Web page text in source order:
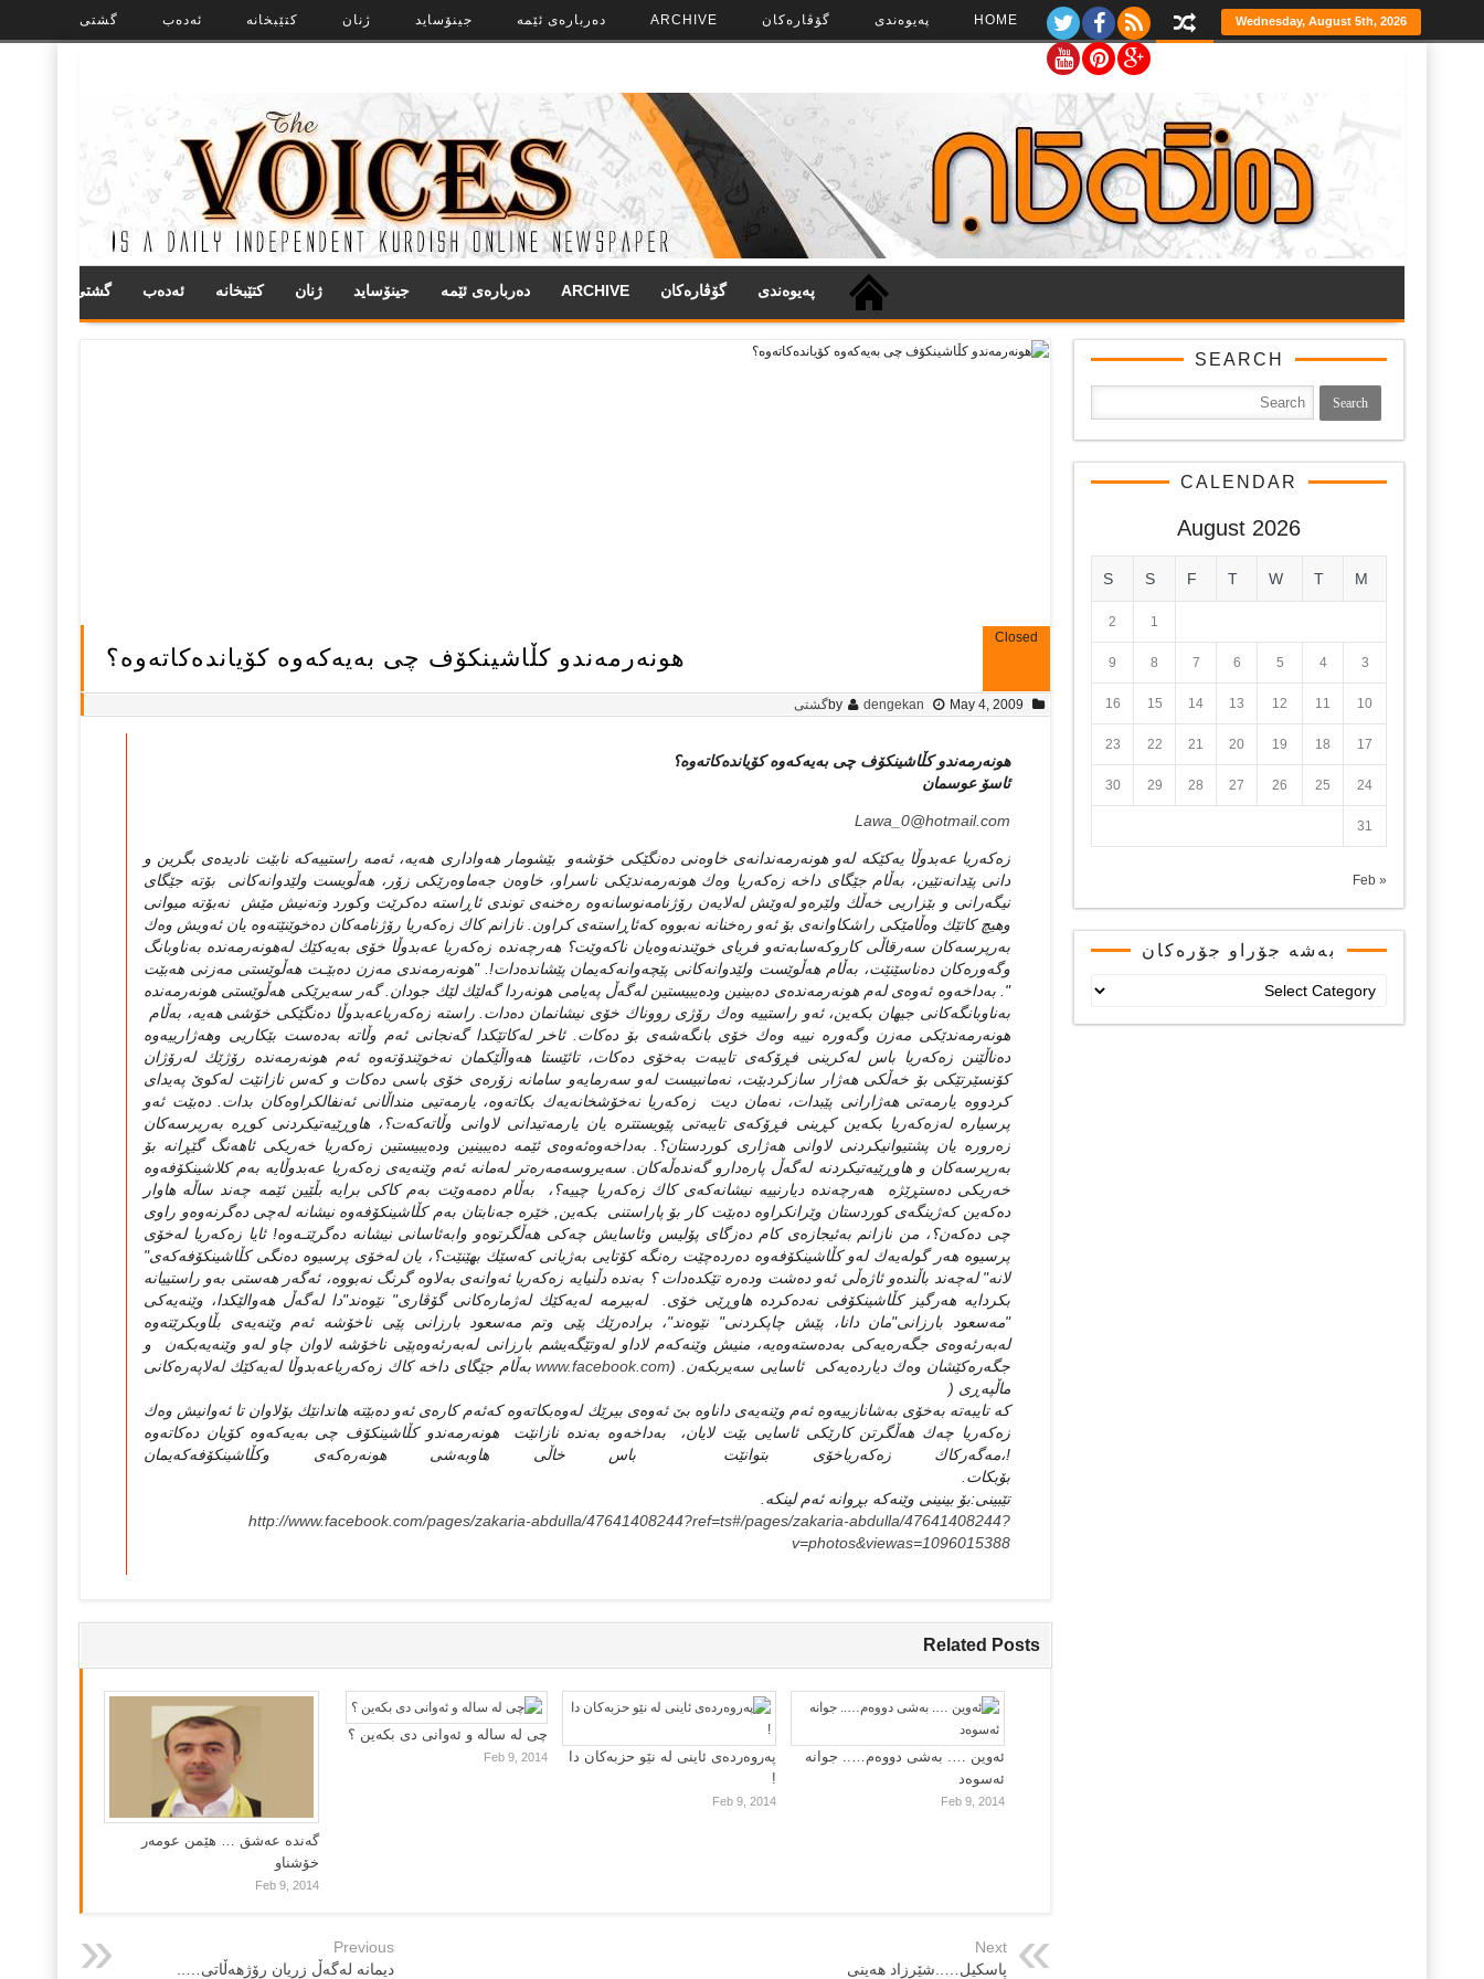
گشتی ئەدەب کتێبخانە ژنان جینۆساید ده‌رباره‌ی ئێمه ARCHIVE گۆڤاره‌کان په‌‌یوه‌ندی HOME Wednesday, August 5th, 2026
گشتی ئەدەب کتێبخانە ژنان جینۆساید ده‌رباره‌ی ئێمه ARCHIVE گۆڤاره‌کان په‌‌یوه‌ندی
هونه‌رمه‌ندو كڵاشینكۆف چی به‌یه‌كه‌وه‌ كۆیانده‌كاته‌وه‌؟
Closed
by dengekan May 4, 2009 گشتی
هونه‌رمه‌ندو كڵاشینكۆف چی به‌یه‌كه‌وه‌ كۆیانده‌كاته‌وه‌؟
ئاسۆ عوسمان
Lawa_0@hotmail.com
زه‌كه‌ریا عه‌بدوڵا یه‌كێكه‌ له‌و هونه‌رمه‌ندانه‌ی خاوه‌نی ده‌نگێكی خۆشه‌و بێشومار هه‌واداری هه‌یه‌، ئه‌مه‌ راستییه‌كه‌ نابێت نادیده‌ی بگرین و
دانی پێدانه‌نێین، به‌ڵام جێگای داخه‌ زه‌كه‌ریا وه‌ك هونه‌رمه‌ندێكی ناسراو، خاوه‌ن جه‌ماوه‌رێكی زۆر، هه‌ڵویست ولێدوانه‌كانی بۆته‌ جێگای
نیگه‌رانی و بێزاریی خه‌ڵك ولێره‌و له‌وێش له‌لایه‌ن رۆژنامه‌نوسانه‌وه‌ ره‌خنه‌ی توندی ئاڕاسته‌ ده‌كرێت وكورد وته‌نیش مێش نه‌بۆته‌ میوانی
وهیچ كاتێك وه‌ڵامێكی راشكاوانه‌ی بۆ ئه‌و ره‌خنانه‌ نه‌بووه‌ كه‌ئاڕاسته‌ی كراون. نازانم كاك زه‌كه‌ریا رۆژنامه‌كان ده‌خوێنێته‌وه‌ یان ئه‌ویش وه‌ك
به‌رپرسه‌كان سه‌رقاڵی كاروكه‌سابه‌ته‌و فریای خوێندنه‌وه‌یان ناكه‌وێت؟ هه‌رچه‌نده‌ زه‌كه‌ریا عه‌بدوڵا خۆی به‌یه‌كێك له‌هونه‌رمه‌نده‌ به‌ناوبانگ
وگه‌وره‌كان ده‌ناسێنێت، به‌ڵام هه‌ڵوێست ولێدوانه‌كانی پێچه‌وانه‌كه‌یمان پێشانده‌دات!. "هونه‌رمه‌ندی مه‌زن ده‌بێـت هه‌ڵوێستی مه‌زنی هه‌بێت
". به‌داخه‌وه‌ ئه‌وه‌ی له‌م هونه‌رمه‌نده‌ی ده‌بینین وده‌یبیستین له‌گه‌ڵ په‌یامی هونه‌ردا گه‌لێك لێك جودان. گه‌ر سه‌یرێكی هه‌ڵوێستی هونه‌رمه‌نده‌
به‌ناوبانگه‌كانی جیهان بكه‌ین، ئه‌و راستییه‌ وه‌ك رۆژی رووناك خۆی نیشانمان ده‌دات. راسته‌ زه‌كه‌ریاعه‌بدوڵا ده‌نگێكی خۆشی هه‌یه‌، به‌ڵام
هونه‌رمه‌ندێكی مه‌زن وگه‌وره‌ نییه‌ وه‌ك خۆی بانگه‌شه‌ی بۆ ده‌كات. ئاخر له‌كاتێكدا گه‌نجانی ئه‌م وڵاته‌ به‌ده‌ست بێكاریی وهه‌ژارییه‌وه‌
ده‌ناڵێنن زه‌كه‌ریا باس له‌كرینی فڕۆكه‌ی تایبه‌ت به‌خۆی ده‌كات، تائێستا هه‌واڵێكمان نه‌خوێندۆته‌وه‌ ئه‌م هونه‌رمه‌نده‌ رۆژێك له‌رۆژان
كۆنسێرتێكی بۆ خه‌ڵكی هه‌ژار سازكردبێت، نه‌مانبیست له‌و سه‌رمایه‌و سامانه‌ زۆره‌ی خۆی باسی ده‌كات و كه‌س نازانێت له‌كوێ په‌یدای
كردووه‌ یارمه‌تی هه‌ژارانی پێبدات، نه‌مان دیت زه‌كه‌ریا نه‌خۆشخانه‌یه‌ك بكاته‌وه‌، یارمه‌تیی منداڵانی ئه‌نفالكراوه‌كان بدات. ده‌بێت ئه‌و
پرسیاره‌ له‌زه‌كه‌ریا بكه‌ین كڕینی فڕۆكه‌ی تایبه‌تی پێویستتره‌ یان یارمه‌تیدانی لاوانی وڵاته‌كه‌ت؟، هاوڕێیه‌تیكردنی كوڕه‌ به‌رپرسه‌كان
زه‌روره‌ یان پشتیوانیكردنی لاوانی هه‌ژاری كوردستان؟. به‌داخه‌وه‌ئه‌وه‌ی ئێمه‌ ده‌یبینین وده‌یبیستین زه‌كه‌ریا خه‌ریكی ئاهه‌نگ گێڕانه‌ بۆ
به‌رپرسه‌كان و هاوڕێیه‌تیكردنه‌ له‌گه‌ڵ پاره‌دارو گه‌نده‌ڵه‌كان. سه‌یروسه‌مه‌ره‌تر له‌مانه‌ ئه‌م وێنه‌یه‌ی زه‌كه‌ریا عه‌بدوڵایه‌ به‌م كلاشینكۆفه‌وه‌
خه‌ریكی ده‌ستڕێژه‌ هه‌رچه‌نده‌ دیارنییه‌ نیشانه‌كه‌ی كاك زه‌كه‌ریا چییه‌؟، به‌ڵام ده‌مه‌وێت به‌م كاكی برایه‌ بڵێین ئێمه‌ چه‌ند ساڵه‌ هاوار
ده‌كه‌ین كه‌ژینگه‌ی كوردستان وێرانكراوه‌ ده‌بێت كار بۆ پاراستنی بكه‌ین, خێره‌ جه‌نابتان به‌م كڵاشینكۆفه‌وه‌ نیشانه‌ له‌چی ده‌گرنه‌وه‌و راوی
چی ده‌كه‌ن؟، من نازانم به‌ئیجازه‌ی كام ده‌زگای پۆلیس وئاسایش چه‌كی هه‌ڵگرتوه‌و وابه‌ئاسانی نیشانه‌ ده‌گرێتـه‌وه‌! ئایا زه‌كه‌ریا له‌خۆی
پرسیوه‌ هه‌ر گوله‌یه‌ك له‌و كڵاشینكۆفه‌وه‌ ده‌رده‌چێت ره‌نگه‌ كۆتایی به‌ژیانی كه‌سێك بهێنێت؟، یان له‌خۆی پرسیوه‌ ده‌نگی كڵاشینكۆفه‌كه‌ی"
لانه‌" له‌چه‌ند باڵنده‌و ئاژه‌ڵی ئه‌و ده‌شت وده‌ره‌ تێكده‌دات ؟ به‌نده‌ دڵنیایه‌ زه‌كه‌ریا ئه‌وانه‌ی به‌لاوه‌ گرنگ نه‌بووه‌، ئه‌گه‌ر هه‌ستی به‌و راستییانه‌
بكردایه‌ هه‌رگیز كڵاشینكۆفی نه‌ده‌كرده‌ هاوڕێی خۆی. له‌بیرمه‌ له‌یه‌كێك له‌ژماره‌كانی گۆڤاری" نێوه‌ند"دا له‌گه‌ڵ هه‌والێكدا، وێنه‌یه‌كی
"مه‌سعود بارزانی"مان دانا، پێش چاپكردنی" نێوه‌ند"، براده‌رێك پێی وتم مه‌سعود بارزانی پێی ناخۆشه‌ ئه‌م وێنه‌یه‌ی بڵاوبكرێته‌وه‌
له‌به‌رئه‌وه‌ی جگه‌ره‌یه‌كی به‌ده‌سته‌وه‌یه‌، منیش وێنه‌كه‌م لاداو له‌وتێگه‌یشم بارزانی له‌به‌رئه‌وه‌پێی ناخۆشه‌ لاوان چاو له‌و وێنه‌یه‌بكه‌ن و
جگه‌ره‌كێشان وه‌ك دیارده‌یه‌كی ئاسایی سه‌یربكه‌ن. (www.facebook.comبه‌ڵام جێگای داخه‌ كاك زه‌كه‌ریاعه‌بدوڵا له‌یه‌كێك له‌لاپه‌ره‌كانی
ماڵپه‌ڕی (
كه‌ تایبه‌ته‌ به‌خۆی به‌شانازییه‌وه‌ ئه‌م وێنه‌یه‌ی داناوه‌ بێ ئه‌وه‌ی بیرێك له‌وه‌بكاته‌وه‌ كه‌ئه‌م كاره‌ی ئه‌و ده‌بێته‌ هاندانێك بۆلاوان تا ئه‌وانیش وه‌ك
زه‌كه‌ریا چه‌ك هه‌ڵگرتن كارێكی ئاسایی بێت لایان، به‌داخه‌وه‌ به‌نده‌ نازانێت هونه‌رمه‌ندو كڵاشینكۆف چی به‌یه‌كه‌وه‌ كۆیان ده‌كاته‌وه‌
!،مه‌گه‌ركاك زه‌كه‌ریاخۆی بتوانێت باس خاڵی هاوبه‌شی هونه‌ره‌كه‌ی وكڵاشینكۆفه‌كه‌یمان
بۆبكات.
تێبینی:بۆ بینینی وێنه‌كه‌ بڕوانه‌ ئه‌م لینكه‌.
http://www.facebook.com/pages/zakaria-abdulla/47641408244?ref=ts#/pages/zakaria-abdulla/47641408244?
v=photos&viewas=1096015388
Related Posts
گه‌نده‌ عه‌شق … هێمن عومه‌ر
خۆشناو
Feb 9, 2014
چی لە سالە و ئەوانی دی بكەین ؟
Feb 9, 2014
پەروەردەی ئاینی لە نێو حزبەکان دا
!
Feb 9, 2014
ئەوین …. بەشی دووەم….. جوانە
ئەسوەد
Feb 9, 2014
Previous
دیمانه‌ له‌گه‌ڵ زریان رۆژهه‌ڵاتی…..
Next
پاسکیل…..شێرزاد هه‌ینی
SEARCH
CALENDAR
August 2026
M
T
W
T
F
S
S
1
2
3
4
5
6
7
8
9
10
11
12
13
14
15
16
17
18
19
20
21
22
23
24
25
26
27
28
29
30
31
« Feb
بەشە جۆراو جۆرەکان
جۆرەکان